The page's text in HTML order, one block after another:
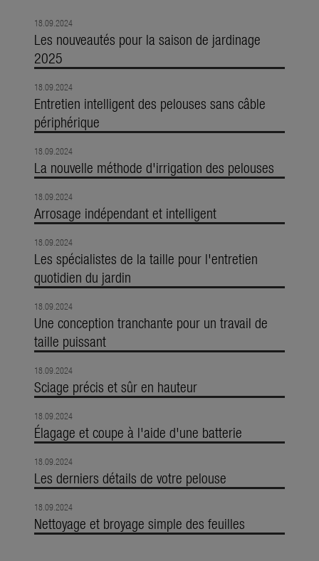
18.09.2024
Les nouveautés pour la saison de jardinage
2025
18.09.2024
Entretien intelligent des pelouses sans câble
périphérique
18.09.2024
La nouvelle méthode d'irrigation des pelouses
18.09.2024
Arrosage indépendant et intelligent
18.09.2024
Les spécialistes de la taille pour l'entretien
quotidien du jardin
18.09.2024
Une conception tranchante pour un travail de
taille puissant
18.09.2024
Sciage précis et sûr en hauteur
18.09.2024
Élagage et coupe à l'aide d'une batterie
18.09.2024
Les derniers détails de votre pelouse
18.09.2024
Nettoyage et broyage simple des feuilles